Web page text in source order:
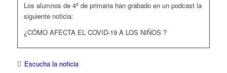
Los alumnos de 4º de primaria han grabado en un podcast la
siguiente noticia:
¿CÓMO AFECTA EL COVID-19 A LOS NIÑOS ?
Escucha la noticia